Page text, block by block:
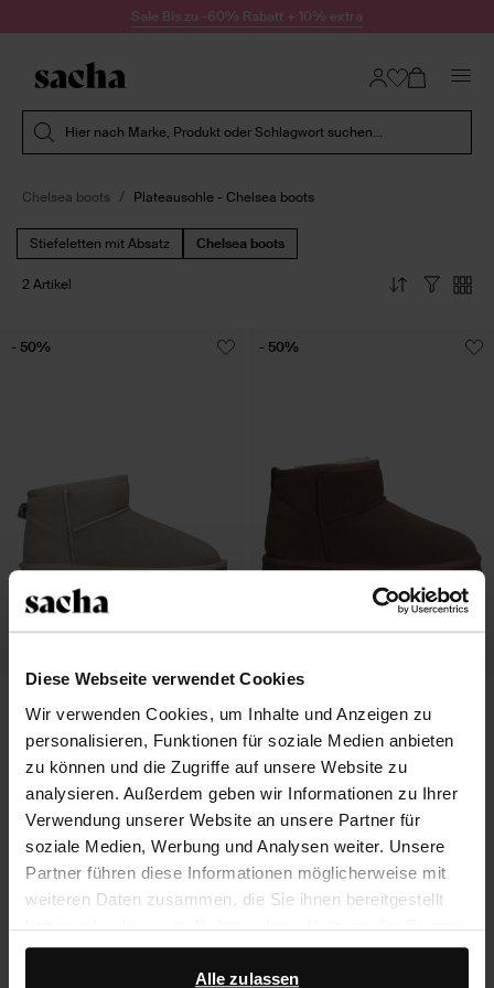
Diese Webseite verwendet Cookies
Wir verwenden Cookies, um Inhalte und Anzeigen zu
personalisieren, Funktionen für soziale Medien anbieten
zu können und die Zugriffe auf unsere Website zu
analysieren. Außerdem geben wir Informationen zu Ihrer
Verwendung unserer Website an unsere Partner für
soziale Medien, Werbung und Analysen weiter. Unsere
Partner führen diese Informationen möglicherweise mit
weiteren Daten zusammen, die Sie ihnen bereitgestellt
haben oder die sie im Rahmen Ihrer Nutzung der Dienste
gesammelt haben.
Alle zulassen
Zum Inhalt springenSale Bis zu -60% Rabatt + 10% extra
Hier nach Marke, Produkt oder Schlagwort suchen...
Chelsea boots Plateausohle - Chelsea boots
Stiefeletten mit Absatz Chelsea boots
2 Artikel
Stiefeletten mit Plateausohle
114.00
57.00
- 50%
Stiefeletten mit Wollfutter
114.00
57.00
- 50%
Über Sacha
Versand und Lieferung